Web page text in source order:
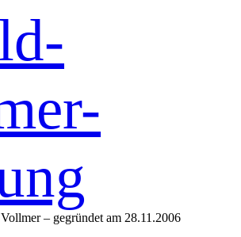
– gegründet am 28.11.2006